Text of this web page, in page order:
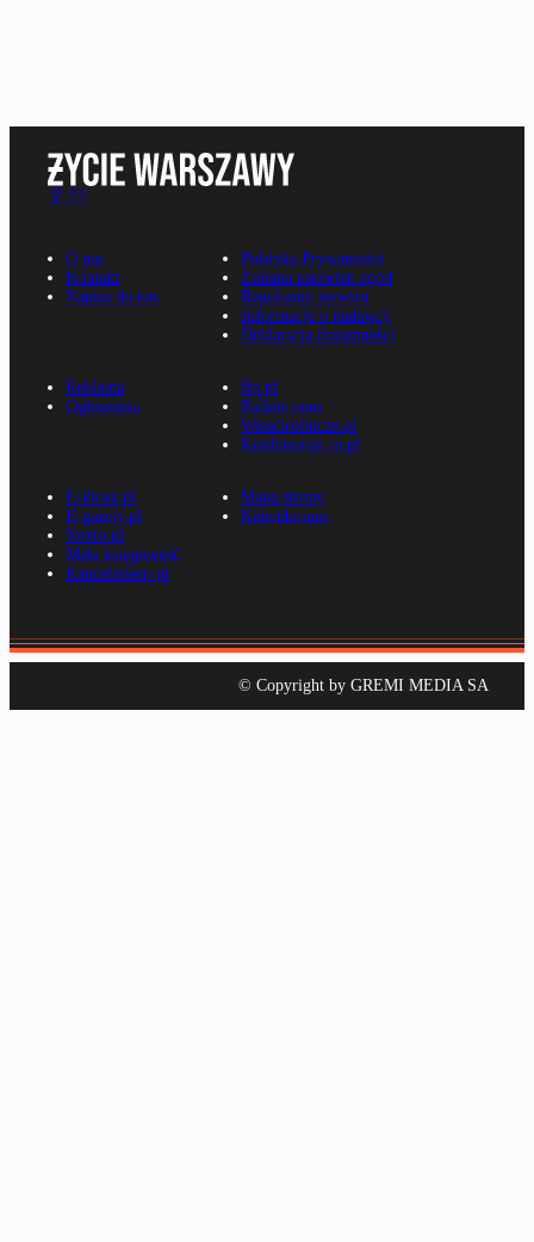
O nas
Kontakt
Napisz do nas
Polityka Prywatności
Zmiana ustawień zgód
Regulamin serwisu
Informacje o nadawcy
Deklaracja dostępności
Reklama
Ogłoszenia
Rp.pl
Parkiet.com
Wiescirolnicze.pl
Konferencje.rp.pl
E-kiosk.pl
E-gazety.pl
Nexto.pl
Mała księgowość
Kancelarierp.pl
Mapa strony
Kalendarium
© Copyright by GREMI MEDIA SA